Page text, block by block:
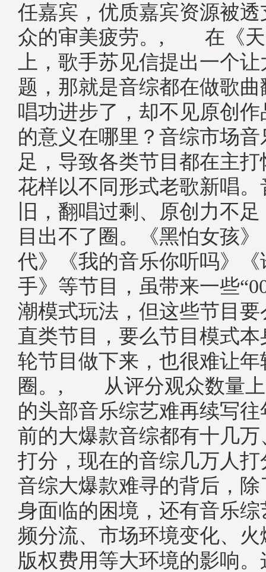
任嘉宾，优质嘉宾资源被
众的审美疲劳。, 在《天
上，歌手苏见信提出一个
题，那就是音综都在做歌
唱功进步了，却不见原创
的意义在哪里？音综市场
足，导致各类节目都在主
花样以不同形式老歌新唱
旧，翻唱过剩、原创力不
目出不了圈。《黑怕女孩
代》《我的音乐你听吗》
手》等节目，虽带来一些
潮模式玩法，但这些节目
直类节目，要么节目模式
轮节目做下来，也很难让年
圈。, 从评分观众数量上
的头部音乐综艺难再续写
前的大爆款音综都有十几
打分，现在的音综几万人
音综大爆款难寻的背后，
身面临的困境，还有音乐
频分流、市场环境变化、
版权费用等大环境的影响